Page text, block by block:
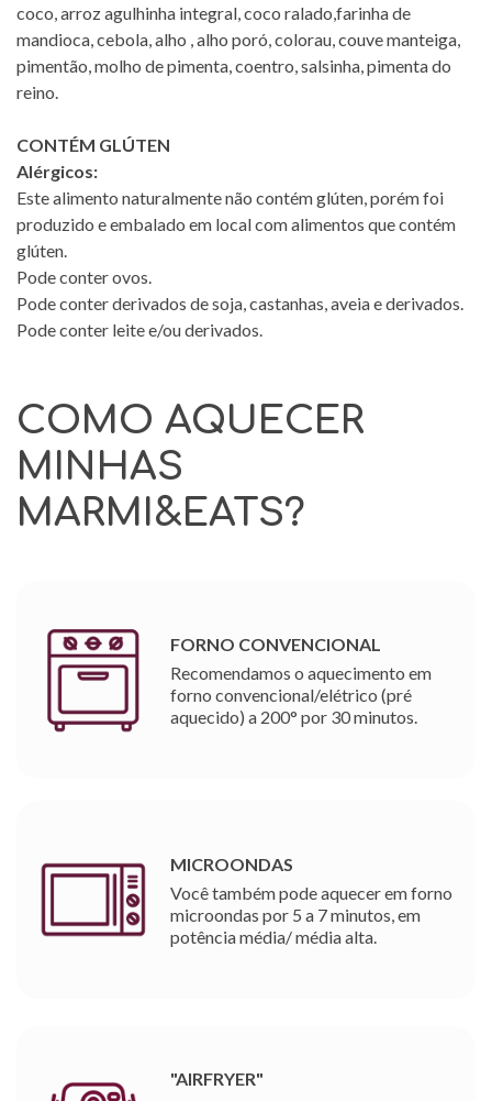
coco, arroz agulhinha integral, coco ralado,farinha de
mandioca, cebola, alho , alho poró, colorau, couve manteiga,
pimentão, molho de pimenta, coentro, salsinha, pimenta do
reino.
CONTÉM GLÚTEN
Alérgicos:
Este alimento naturalmente não contém glúten, porém foi
produzido e embalado em local com alimentos que contém
glúten.
Pode conter ovos.
Pode conter derivados de soja, castanhas, aveia e derivados.
Pode conter leite e/ou derivados.
COMO AQUECER
MINHAS
MARMI&EATS?
FORNO CONVENCIONAL
Recomendamos o aquecimento em
forno convencional/elétrico (pré
aquecido) a 200° por 30 minutos.
MICROONDAS
Você também pode aquecer em forno
microondas por 5 a 7 minutos, em
potência média/ média alta.
"AIRFRYER"